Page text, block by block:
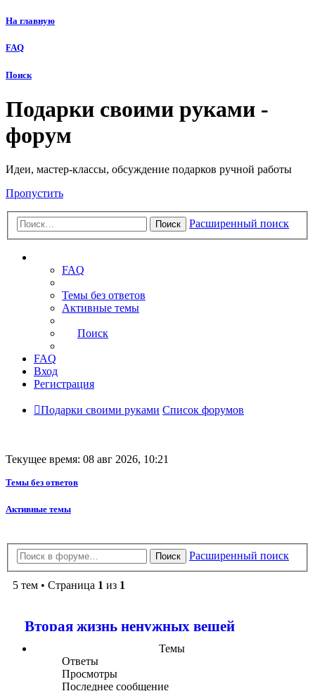
На главную
FAQ
Поиск
Подарки своими руками -
форум
Идеи, мастер-классы, обсуждение подарков ручной работы
Пропустить
Поиск Расширенный поиск
FAQ
Темы без ответов
Активные темы
Поиск
FAQ
Вход
Регистрация
Подарки своими руками Список форумов
Текущее время: 08 авг 2026, 10:21
Темы без ответов
Активные темы
Поиск Расширенный поиск
5 тем • Страница 1 из 1
Вторая жизнь ненужных вещей
Темы
Ответы
Просмотры
Последнее сообщение